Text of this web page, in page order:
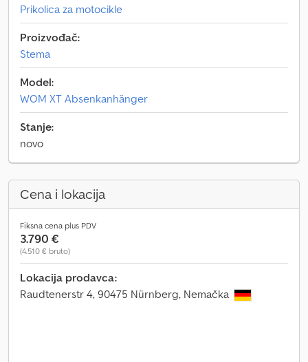
Prikolica za motocikle
Proizvođač:
Stema
Model:
WOM XT Absenkanhänger
Stanje:
novo
Cena i lokacija
Fiksna cena plus PDV
3.790 €
(4.510 € bruto)
Lokacija prodavca:
Raudtenerstr 4, 90475 Nürnberg, Nemačka